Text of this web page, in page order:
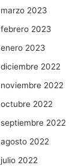
marzo 2023
febrero 2023
enero 2023
diciembre 2022
noviembre 2022
octubre 2022
septiembre 2022
agosto 2022
julio 2022